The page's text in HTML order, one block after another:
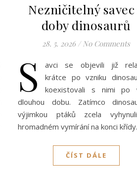
Nezničitelný
doby dinosaurů
28. 5. 2026 / No Comments
S
avci se objevili již
krátce po vzniku
koexistovali s nimi po
dlouhou dobu. Zatímco
výjimkou ptáků zcela
hromadném vymírání na konci
ČÍST DÁLE